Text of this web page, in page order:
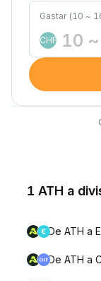
Gastar (10 ~
CHF
1 ATH a
De ATH a
De ATH a